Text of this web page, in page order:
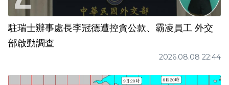
駐瑞士辦事處長李冠德遭控貪公款、霸凌員工 外交
部啟動調查
2026.08.08 22:44